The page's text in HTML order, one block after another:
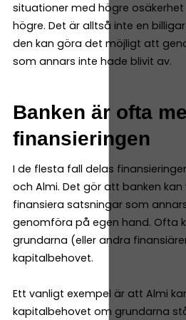
situationer med högre
högre. Det är alltså inte en
den kan göra det möjligt att
som annars inte hade blivit av.
Banken är ofta
finansieringen
I de flesta fall delas
och Almi. Det gör att banken
finansiera satsningar som
genomföra på egen hand. Ofta
grundarna (eller andra
kapitalbehovet.
Ett vanligt exempel är att Almi
kapitalbehovet om grundarna